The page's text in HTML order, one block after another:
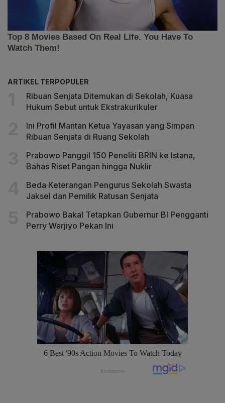
ARTIKEL TERPOPULER
Ribuan Senjata Ditemukan di Sekolah, Kuasa
Hukum Sebut untuk Ekstrakurikuler
Ini Profil Mantan Ketua Yayasan yang Simpan
Ribuan Senjata di Ruang Sekolah
Prabowo Panggil 150 Peneliti BRIN ke Istana,
Bahas Riset Pangan hingga Nuklir
Beda Keterangan Pengurus Sekolah Swasta
Jaksel dan Pemilik Ratusan Senjata
Prabowo Bakal Tetapkan Gubernur BI Pengganti
Perry Warjiyo Pekan Ini